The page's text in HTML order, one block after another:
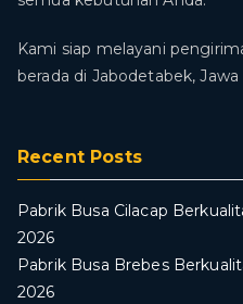
Kami siap melayani
berada di Jabodetabek,
Recent Posts
Pabrik Busa Cilacap
2026
Pabrik Busa Brebes
2026